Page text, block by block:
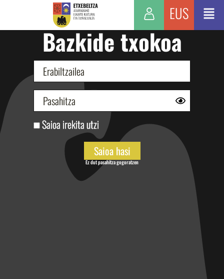
EUS
Bazkide txokoa
Saioa irekita utzi
Ez dut pasahitza gogoratzen